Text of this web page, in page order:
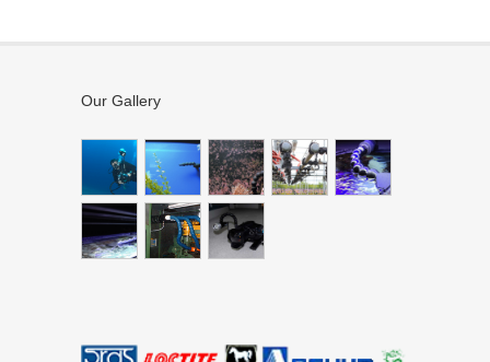
Our Gallery